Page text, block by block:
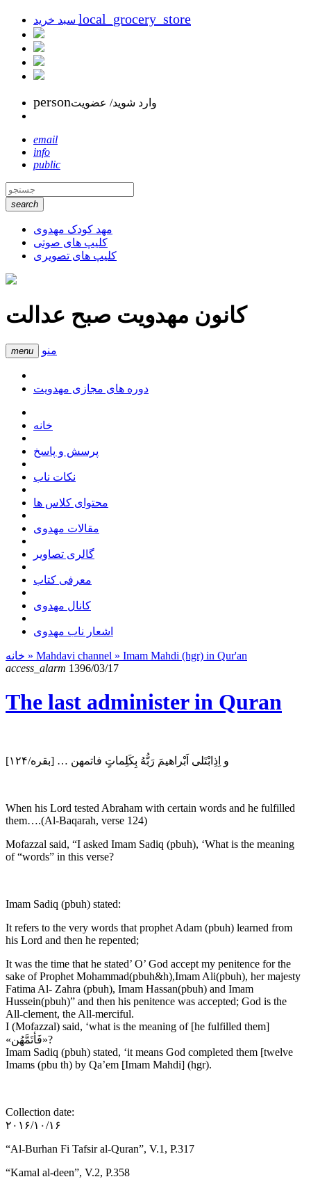
local_grocery_store
personوارد شوید/ عضویت
email
info
public
search
مهد کودک مهدوی
کلیپ های صوتی
کلیپ های تصویری
کانون مهدویت صبح عدالت
menu منو
دوره های مجازی مهدویت
خانه
پرسش و پاسخ
نکات ناب
محتوای کلاس ها
مقالات مهدوی
گالری تصاویر
معرفی کتاب
کانال مهدوی
اشعار ناب مهدوی
» Mahdavi channel » Imam Mahdi (hgr) in Qur'an
access_alarm 1396/03/17
The last administer in Quran
و اِذِابْتَلى اَبْراهيمَ رَبُّهُ بِكَلِماتٍ فاتمهن … [بقره/۱۲۴]
When his Lord tested Abraham with certain words and he fulfilled
them….(Al-Baqarah, verse 124)
Mofazzal said, “I asked Imam Sadiq (pbuh), ‘What is the meaning
of “words” in this verse?
Imam Sadiq (pbuh) stated:
It refers to the very words that prophet Adam (pbuh) learned from
his Lord and then he repented;
It was the time that he stated’ O’ God accept my penitence for the
sake of Prophet Mohammad(pbuh&h),Imam Ali(pbuh), her majesty
Fatima Al- Zahra (pbuh), Imam Hassan(pbuh) and Imam
Hussein(pbuh)” and then his penitence was accepted; God is the
All-clement, the All-merciful.
I (Mofazzal) said, ‘what is the meaning of [he fulfilled them]
«فَأتَمَّهُن»?
Imam Sadiq (pbuh) stated, ‘it means God completed them [twelve
Imams (pbu th) by Qa’em [Imam Mahdi] (hgr).
Collection date:
۲۰۱۶/۱۰/۱۶
“Al-Burhan Fi Tafsir al-Quran”, V.1, P.317
“Kamal al-deen”, V.2, P.358